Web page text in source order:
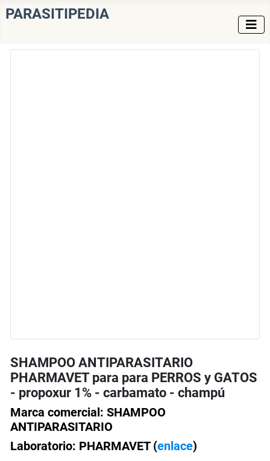
PARASITIPEDIA
SHAMPOO ANTIPARASITARIO
PHARMAVET para para PERROS y GATOS
- propoxur 1% - carbamato - champú
Marca comercial: SHAMPOO
ANTIPARASITARIO
Laboratorio: PHARMAVET (enlace)